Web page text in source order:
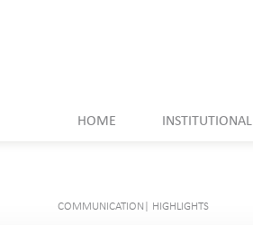
HOME INSTITUTIONAL
COMMUNICATION HIGHLIGHTS